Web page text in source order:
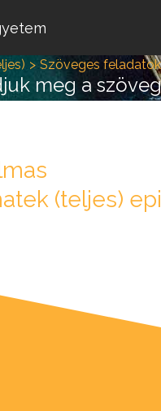
Szöveges feladatok
meg a
(teljes)